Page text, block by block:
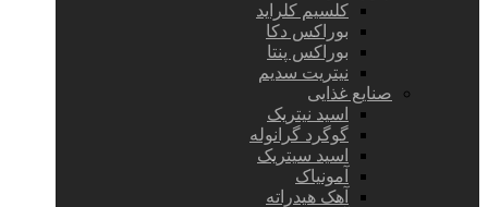
کلسیم کلراید
بوراکس دکا
بوراکس پنتا
نیتریت سدیم
صنایع غذایی
اسید نیتریک
گوگرد گرانوله
اسید سیتریک
آمونیاک
آهک هیدراته